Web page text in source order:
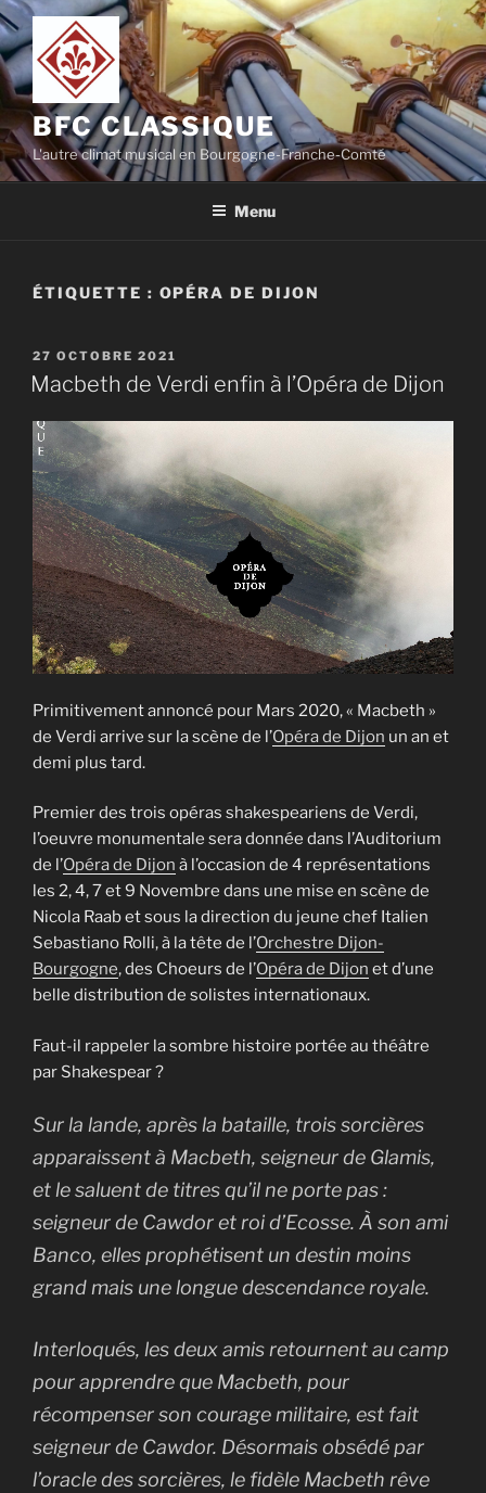
Aller
au
contenu
principal
BFC CLASSIQUE
L'autre climat musical en Bourgogne-Franche-Comté
Menu
ÉTIQUETTE : OPÉRA DE DIJON
PUBLIÉ
LE
27 OCTOBRE 2021
Macbeth de Verdi enfin à l’Opéra de Dijon
Primitivement annoncé pour Mars 2020, « Macbeth »
de Verdi arrive sur la scène de l’Opéra de Dijon un an et
demi plus tard.
Premier des trois opéras shakespeariens de Verdi,
l’oeuvre monumentale sera donnée dans l’Auditorium
de l’Opéra de Dijon à l’occasion de 4 représentations
les 2, 4, 7 et 9 Novembre dans une mise en scène de
Nicola Raab et sous la direction du jeune chef Italien
Sebastiano Rolli, à la tête de l’Orchestre Dijon-
Bourgogne, des Choeurs de l’Opéra de Dijon et d’une
belle distribution de solistes internationaux.
Faut-il rappeler la sombre histoire portée au théâtre
par Shakespear ?
Sur la lande, après la bataille, trois sorcières
apparaissent à Macbeth, seigneur de Glamis,
et le saluent de titres qu’il ne porte pas :
seigneur de Cawdor et roi d’Ecosse. À son ami
Banco, elles prophétisent un destin moins
grand mais une longue descendance royale.
Interloqués, les deux amis retournent au camp
pour apprendre que Macbeth, pour
récompenser son courage militaire, est fait
seigneur de Cawdor. Désormais obsédé par
l’oracle des sorcières, le fidèle Macbeth rêve